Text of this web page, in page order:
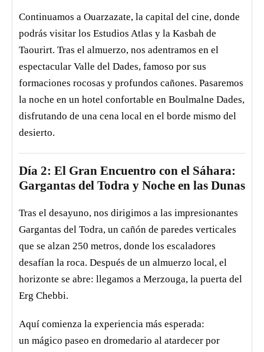
Paseo en Camellos
Sobre Nos
Blog
Contacto
Continuamos a Ouarzazate, la capital del cine, donde
podrás visitar los Estudios Atlas y la Kasbah de
Taourirt. Tras el almuerzo, nos adentramos en el
espectacular Valle del Dades, famoso por sus
formaciones rocosas y profundos cañones. Pasaremos
la noche en un hotel confortable en Boulmalne Dades,
disfrutando de una cena local en el borde mismo del
desierto.
Día 2: El Gran Encuentro con el Sáhara:
Gargantas del Todra y Noche en las Dunas
Tras el desayuno, nos dirigimos a las impresionantes
Gargantas del Todra, un cañón de paredes verticales
que se alzan 250 metros, donde los escaladores
desafían la roca. Después de un almuerzo local, el
horizonte se abre: llegamos a Merzouga, la puerta del
Erg Chebbi.
Aquí comienza la experiencia más esperada:
un mágico paseo en dromedario al atardecer por